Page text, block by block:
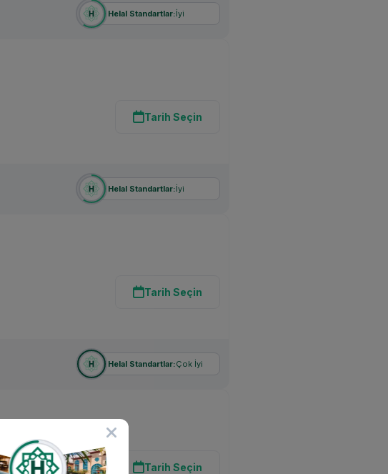
Helal Standartlar:İyi
Tarih Seçin
Helal Standartlar:İyi
Tarih Seçin
Helal Standartlar:Çok İyi
Tarih Seçin